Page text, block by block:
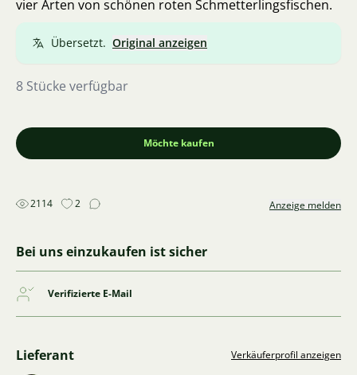
vier Arten von schönen roten Schmetterlingsfischen.
Übersetzt. Original anzeigen
8 Stücke verfügbar
Möchte kaufen
2114 2 Anzeige melden
Bei uns einzukaufen ist sicher
Verifizierte E-Mail
Lieferant Verkäuferprofil anzeigen